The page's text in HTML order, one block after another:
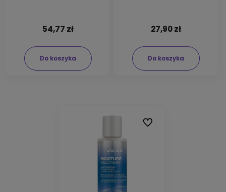
54,77 zł
Do koszyka
27,90 zł
Do koszyka
Do ulubionych